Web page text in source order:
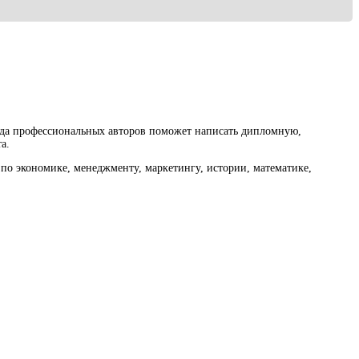
профессиональных авторов поможет написать дипломную,
экономике, менеджменту, маркетингу, истории, математике,